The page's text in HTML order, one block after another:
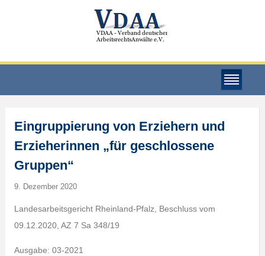
Eingruppierung von Erziehern und
Erzieherinnen „für geschlossene
Gruppen“
9. Dezember 2020
Landesarbeitsgericht Rheinland-Pfalz, Beschluss vom
09.12.2020, AZ 7 Sa 348/19
Ausgabe: 03-2021